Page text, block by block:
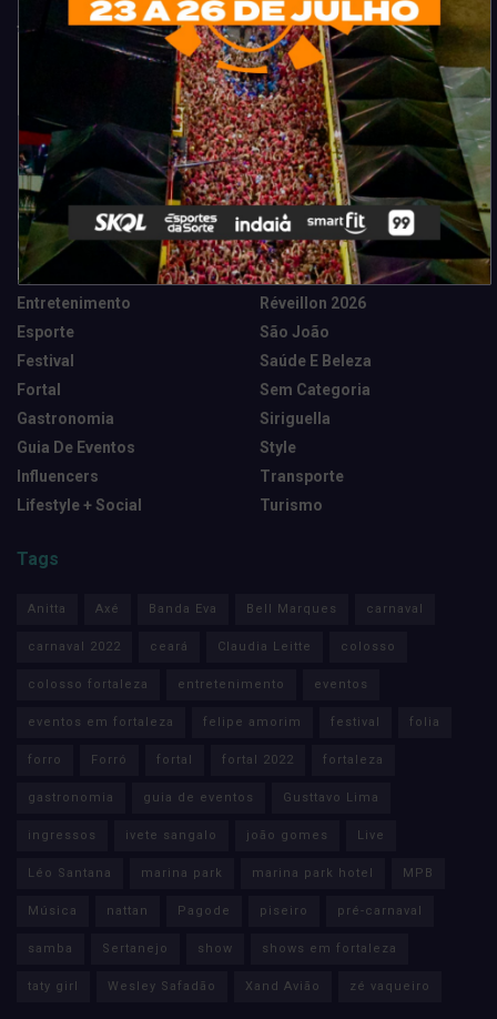
Categorias
Camarote Vip Junino
Cidade
Destaques
Entretenimento
Esporte
Festival
Fortal
Gastronomia
Guia De Eventos
Influencers
Lifestyle + Social
Marketing E Negócios
Música
News Tech
Réveillon 2026
São João
Saúde E Beleza
Sem Categoria
Siriguella
Style
Transporte
Turismo
Tags
Anitta Axé Banda Eva Bell Marques carnaval
carnaval 2022 ceará Claudia Leitte colosso
colosso fortaleza entretenimento eventos
eventos em fortaleza felipe amorim festival folia
forro Forró fortal fortal 2022 fortaleza
gastronomia guia de eventos Gusttavo Lima
ingressos ivete sangalo joão gomes Live
Léo Santana marina park marina park hotel MPB
Música nattan Pagode piseiro pré-carnaval
samba Sertanejo show shows em fortaleza
taty girl Wesley Safadão Xand Avião zé vaqueiro